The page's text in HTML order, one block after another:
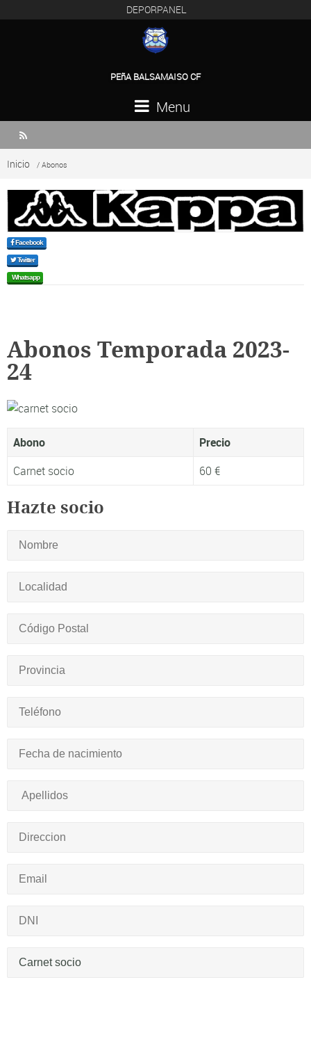
DEPORPANEL
PEñA BALSAMAISO CF
Menu

Inicio / Abonos
Facebook
Twitter
Whatsapp
Abonos Temporada 2023-
24
Abono
Precio
Carnet socio
60 €
Hazte socio